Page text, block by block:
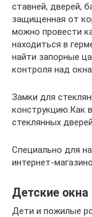
ставней, дверей,
защищенная от
можно провести
находиться в
найти запорные
контроля над
Замки для
конструкцию.Как
стеклянных
Специально для
интернет-
Детские
Дети и пожилые